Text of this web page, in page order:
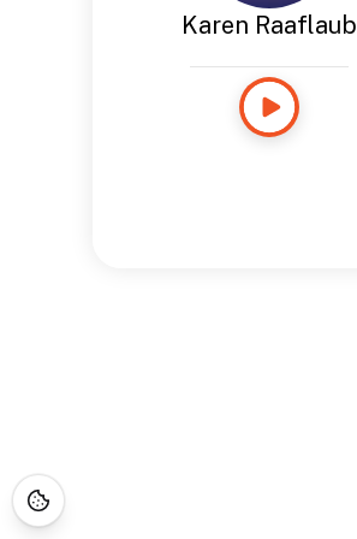
Karen Raaflaub